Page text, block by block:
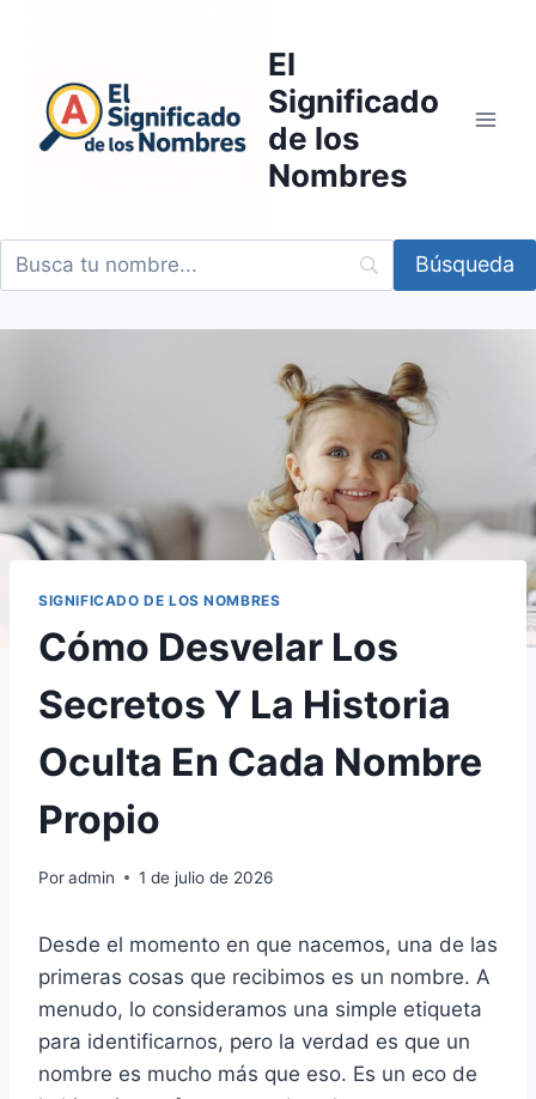
contenido
El
Significado
de los
Nombres
SIGNIFICADO DE LOS NOMBRES
Cómo Desvelar Los
Secretos Y La Historia
Oculta En Cada Nombre
Propio
Poradmin 1 de julio de 2026
Desde el momento en que nacemos, una de las
primeras cosas que recibimos es un nombre. A
menudo, lo consideramos una simple etiqueta
para identificarnos, pero la verdad es que un
nombre es mucho más que eso. Es un eco de